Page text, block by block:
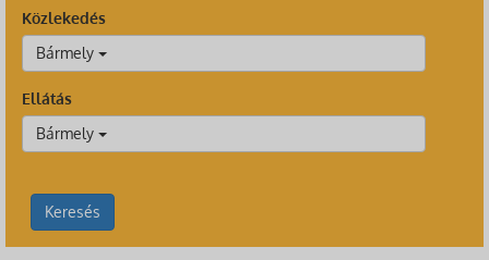
Közlekedés
Bármely
Ellátás
Bármely
Keresés